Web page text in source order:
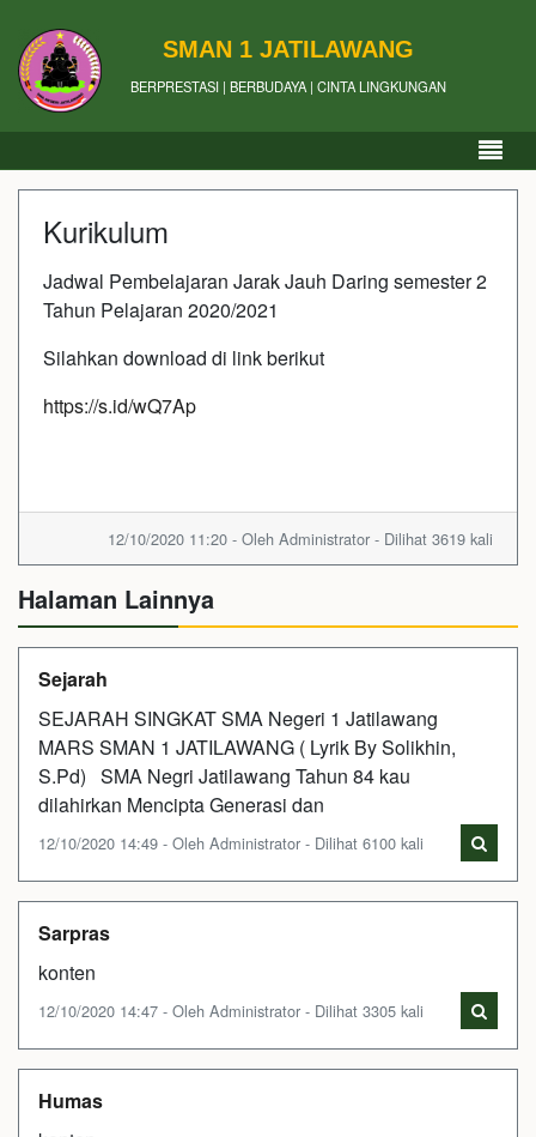
SMAN 1 JATILAWANG
BERPRESTASI | BERBUDAYA | CINTA LINGKUNGAN
Kurikulum
Jadwal Pembelajaran Jarak Jauh Daring semester 2
Tahun Pelajaran 2020/2021
Silahkan download di link berikut
https://s.id/wQ7Ap
12/10/2020 11:20 - Oleh Administrator - Dilihat 3619 kali
Halaman Lainnya
Sejarah
SEJARAH SINGKAT SMA Negeri 1 Jatilawang
MARS SMAN 1 JATILAWANG ( Lyrik By Solikhin,
S.Pd) SMA Negri Jatilawang Tahun 84 kau
dilahirkan Mencipta Generasi dan
12/10/2020 14:49 - Oleh Administrator - Dilihat 6100 kali
Sarpras
konten
12/10/2020 14:47 - Oleh Administrator - Dilihat 3305 kali
Humas